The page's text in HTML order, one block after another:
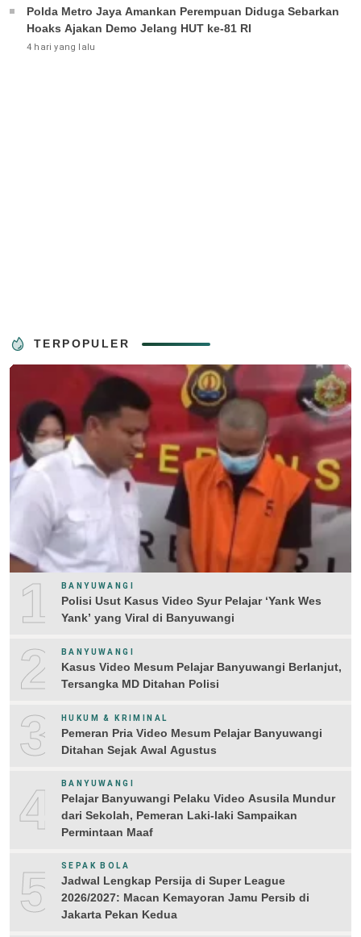
Polda Metro Jaya Amankan Perempuan Diduga Sebarkan
Hoaks Ajakan Demo Jelang HUT ke-81 RI
4 hari yang lalu
TERPOPULER
1 BANYUWANGI
Polisi Usut Kasus Video Syur Pelajar ‘Yank Wes
Yank’ yang Viral di Banyuwangi
2 BANYUWANGI
Kasus Video Mesum Pelajar Banyuwangi Berlanjut,
Tersangka MD Ditahan Polisi
3 HUKUM & KRIMINAL
Pemeran Pria Video Mesum Pelajar Banyuwangi
Ditahan Sejak Awal Agustus
4 BANYUWANGI
Pelajar Banyuwangi Pelaku Video Asusila Mundur
dari Sekolah, Pemeran Laki-laki Sampaikan
Permintaan Maaf
5 SEPAK BOLA
Jadwal Lengkap Persija di Super League
2026/2027: Macan Kemayoran Jamu Persib di
Jakarta Pekan Kedua